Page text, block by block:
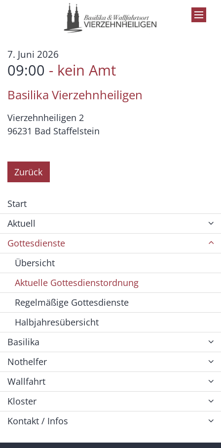
Zum Inhalt springen
7. Juni 2026
09:00 kein Amt
Basilika Vierzehnheiligen
Vierzehnheiligen 2
96231 Bad Staffelstein
Zurück
Start
Aktuell
Gottesdienste
Übersicht
Aktuelle Gottesdienstordnung
Regelmäßige Gottesdienste
Halbjahresübersicht
Basilika
Nothelfer
Wallfahrt
Kloster
Kontakt / Infos